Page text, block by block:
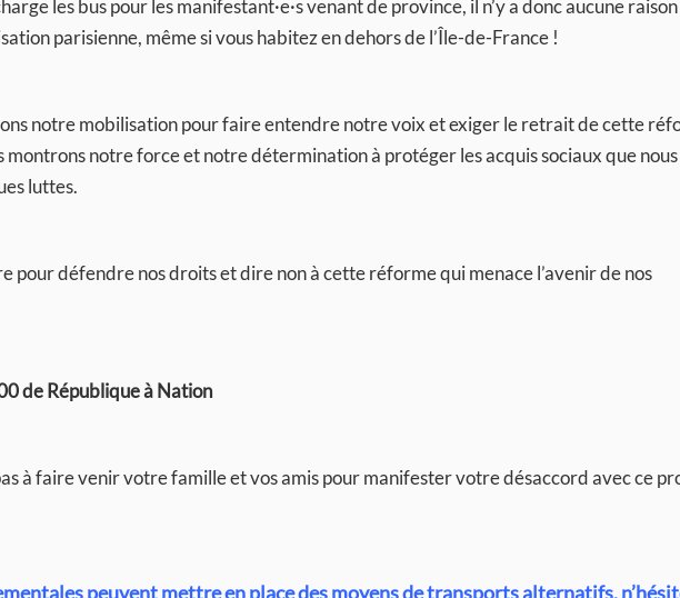
les bus pour les manifestant·e·s venant de province, il n’y a donc aucune
parisienne, même si vous habitez en dehors de l’Île-de-France !
notre mobilisation pour faire entendre notre voix et exiger le retrait de cette
montrons notre force et notre détermination à protéger les acquis sociaux que nous
luttes.
pour défendre nos droits et dire non à cette réforme qui menace l’avenir de nos
de République à Nation
à faire venir votre famille et vos amis pour manifester votre désaccord avec ce
peuvent mettre en place des moyens de transports alternatifs,